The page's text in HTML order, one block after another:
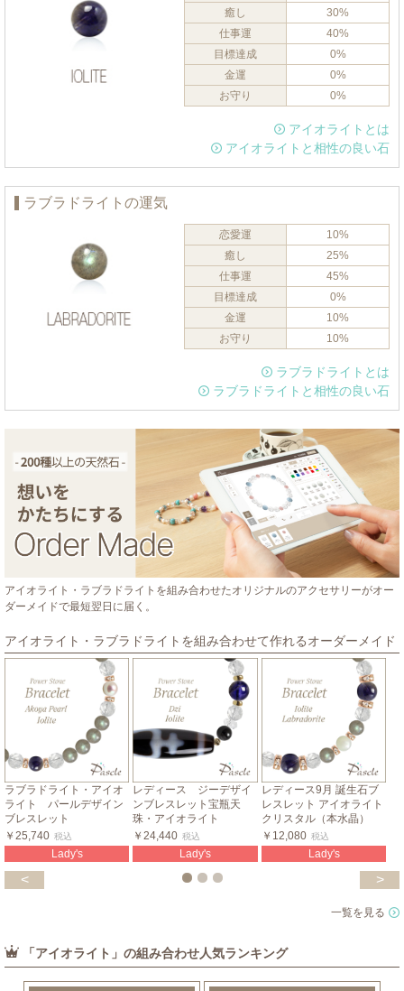
癒し
30%
仕事運
40%
目標達成
0%
金運
0%
お守り
0%
アイオライトとは
アイオライトと相性の良い石
ラブラドライトの運気
恋愛運
10%
癒し
25%
仕事運
45%
目標達成
0%
金運
10%
お守り
10%
ラブラドライトとは
ラブラドライトと相性の良い石
アイオライト・ラブラドライトを組み合わせたオリジナルのアクセサリーがオー
ダーメイドで最短翌日に届く。
アイオライト・ラブラドライトを組み合わせて作れるオーダーメイド
ラブラドライト・アイオ
ライト パールデザイン
ブレスレット
￥25,740 税込
Lady's
レディース ジーデザイ
ンブレスレット宝瓶天
珠・アイオライト
￥24,440 税込
Lady's
レディース9月 誕生石ブ
レスレット アイオライト
クリスタル（本水晶）
￥12,080 税込
Lady's
< >
一覧を見る
「アイオライト」の組み合わせ人気ランキング